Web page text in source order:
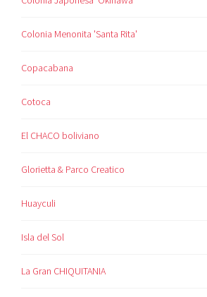
Colonia Menonita 'Santa Rita'
Copacabana
Cotoca
El CHACO boliviano
Glorietta & Parco Creatico
Huayculi
Isla del Sol
La Gran CHIQUITANIA